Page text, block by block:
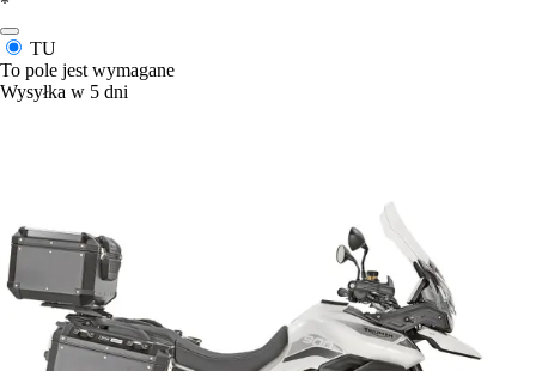
TU
To pole jest wymagane
Wysyłka w 5 dni